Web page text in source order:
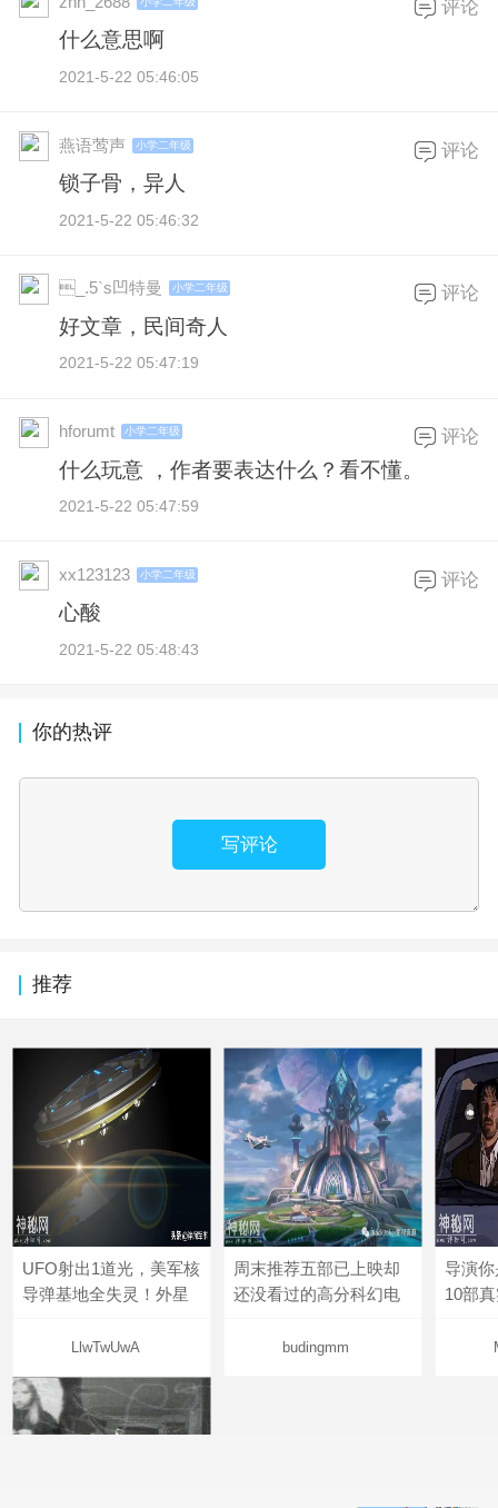
什么意思啊
2021-5-22 05:46:05
评论
燕语莺声 小学二年级
锁子骨，异人
2021-5-22 05:46:32
评论
_.5`s凹特曼 小学二年级
好文章，民间奇人
2021-5-22 05:47:19
评论
hforumt 小学二年级
什么玩意 ，作者要表达什么？看不懂。
2021-5-22 05:47:59
评论
xx123123 小学二年级
心酸
2021-5-22 05:48:43
评论
你的热评
写评论
推荐
UFO射出1道光，美军核
导弹基地全失灵！外星
LlwTwUwA
周末推荐五部已上映却
还没看过的高分科幻电
budingmm
导演
10部